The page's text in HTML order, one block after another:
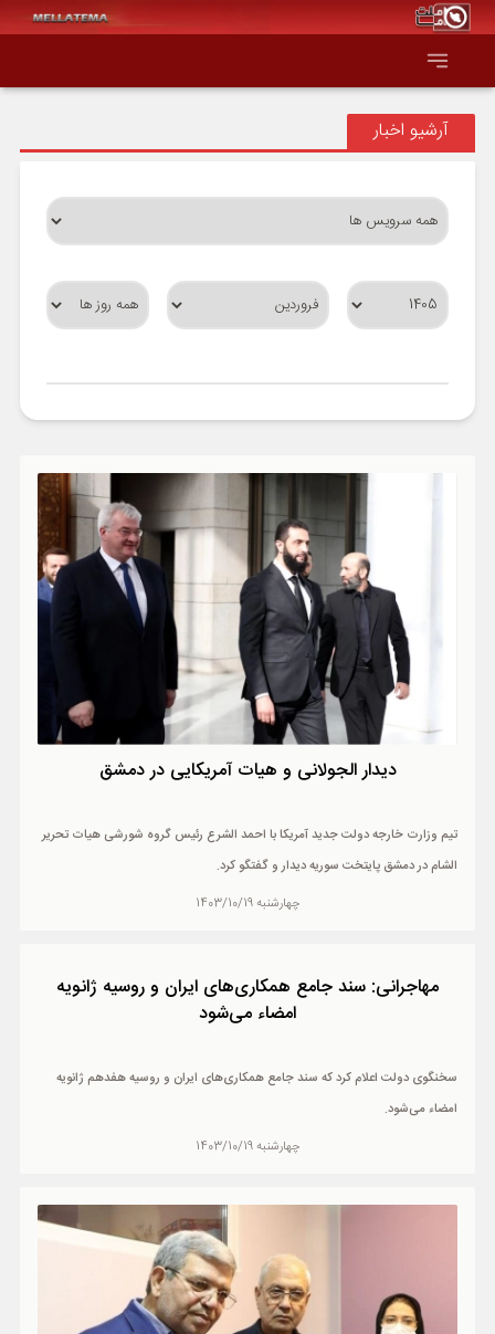
صفحه اصلی
اقتصاد
سیاست و جهان
جامعه و فرهنگ
ورزشی
حوادث
سبک زندگی
چند رسانه ای
آرشیو اخبار
دیدار الجولانی و هیات آمریکایی در دمشق
تیم وزارت خارجه دولت جدید آمریکا با احمد الشرع رئیس گروه شورشی هیات تحریر
الشام در دمشق پایتخت سوریه دیدار و گفتگو کرد.
چهارشنبه 1403/10/19
مهاجرانی: سند جامع همکاری‌های ایران و روسیه ژانویه
امضاء می‌شود
سخنگوی دولت اعلام کرد که سند جامع همکاری‌های ایران و روسیه هفدهم ژانویه
امضاء می‌شود.
چهارشنبه 1403/10/19